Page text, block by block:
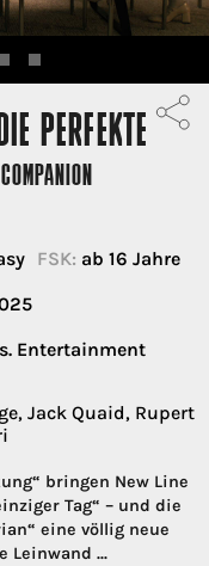
PERFEKTE
COMPANION
FSK: ab 16 Jahre
Entertainment
Jack Quaid, Rupert
bringen New Line
Tag“ – und die
eine völlig neue
Leinwand ...